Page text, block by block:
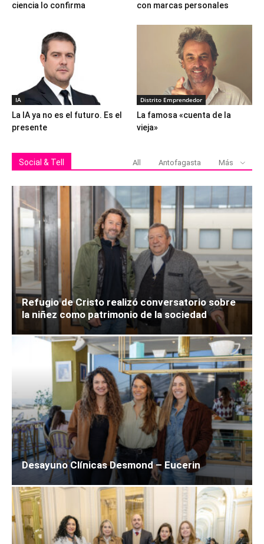
ciencia lo confirma
con marcas personales
IA
La IA ya no es el futuro. Es el
presente
Distrito Emprendedor
La famosa «cuenta de la
vieja»
Social & Tell All Antofagasta Más
Refugio de Cristo realizó conversatorio sobre
la niñez como patrimonio de la sociedad
Desayuno Clínicas Desmond – Eucerin